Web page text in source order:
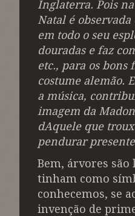
Inglaterra. Pois
Natal é
em todo o seu
douradas e faz
etc., para os bons
costume alemão.
a música,
imagem da
dAquele que
pendurar
Bem, árvores são
tinham como
conhecemos, se
invenção de